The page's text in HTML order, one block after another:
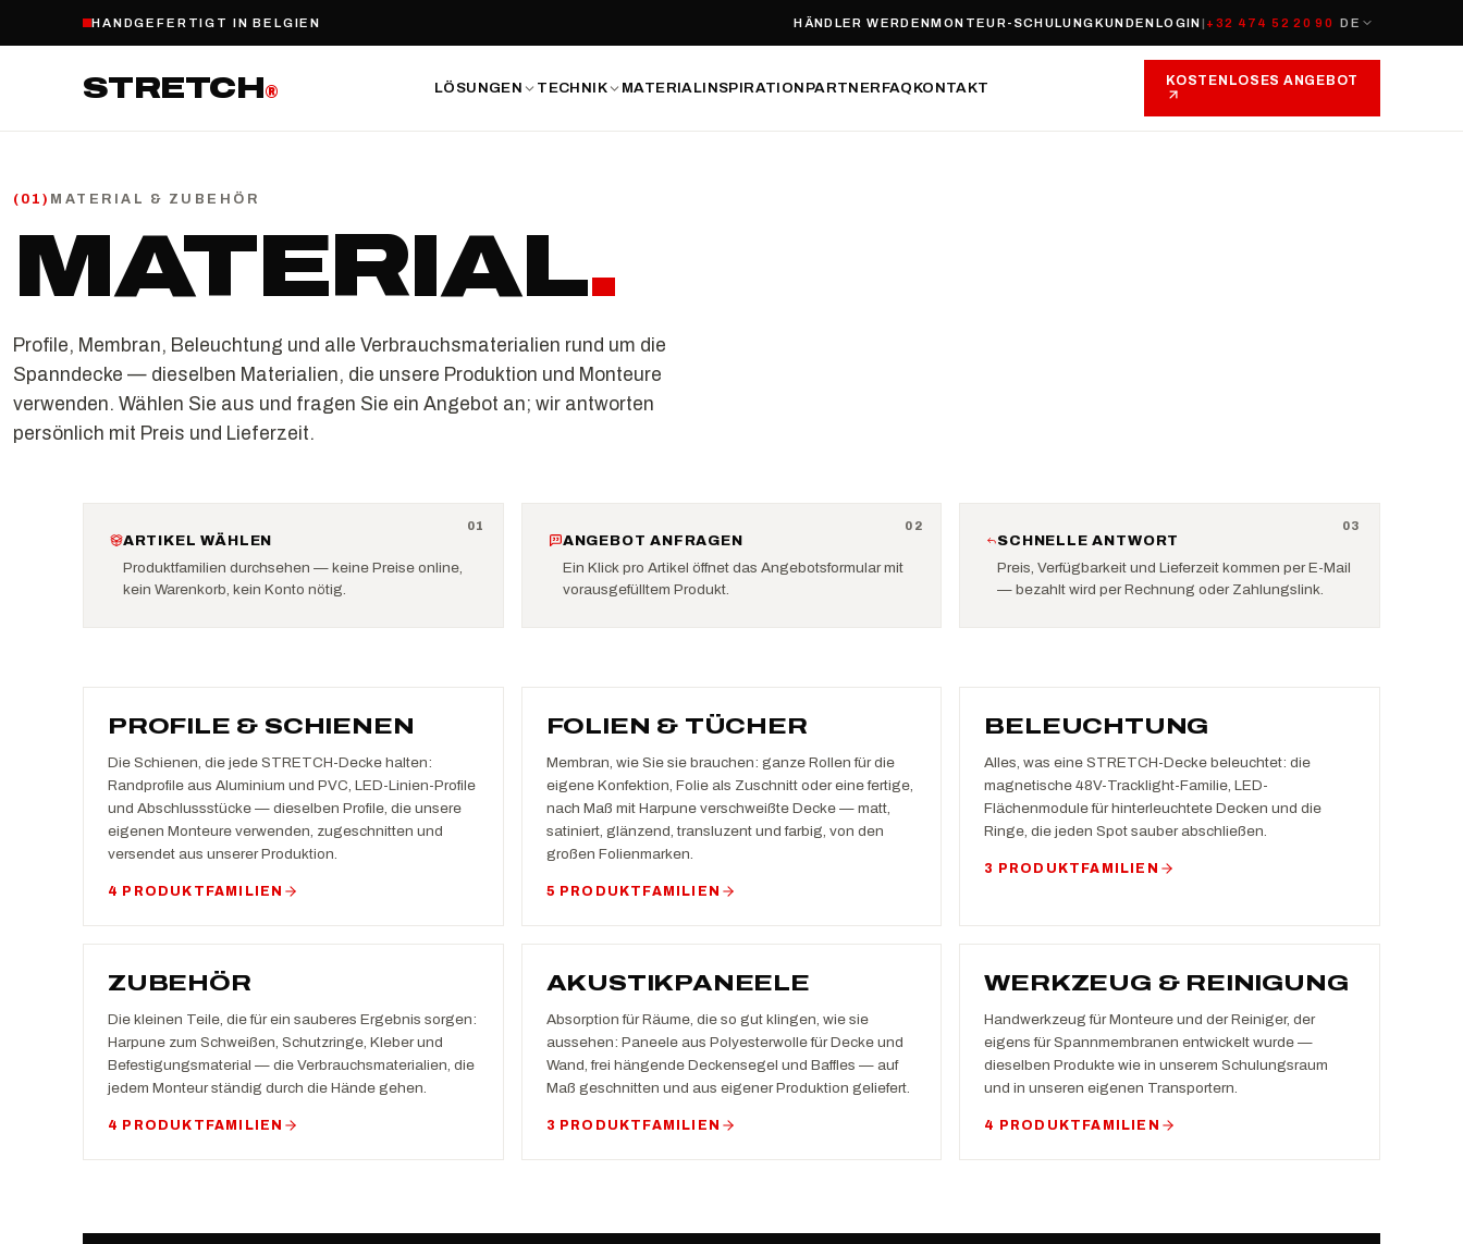
HANDGEFERTIGT IN BELGIEN HÄNDLER WERDENMONTEUR-SCHULUNGKUNDENLOGIN| +32 474 52 20 90 DE
STRETCH® LÖSUNGEN TECHNIK MATERIALINSPIRATION PARTNERFAQ KONTAKT KOSTENLOSES ANGEBOT
( 01) MATERIAL & ZUBEHÖR
MATERIAL.
Profile, Membran, Beleuchtung und alle Verbrauchsmaterialien rund um die
Spanndecke — dieselben Materialien, die unsere Produktion und Monteure
verwenden. Wählen Sie aus und fragen Sie ein Angebot an; wir antworten
persönlich mit Preis und Lieferzeit.
01
ARTIKEL WÄHLEN
Produktfamilien durchsehen — keine Preise online,
kein Warenkorb, kein Konto nötig.
0 2
ANGEBOT ANFRAGEN
Ein Klick pro Artikel öffnet das Angebotsformular mit
vorausgefülltem Produkt.
03
SCHNELLE ANTWORT
Preis, Verfügbarkeit und Lieferzeit kommen per E-Mail
— bezahlt wird per Rechnung oder Zahlungslink.
PROFILE & SCHIENEN
Die Schienen, die jede STRETCH-Decke halten:
Randprofile aus Aluminium und PVC, LED-Linien-Profile
und Abschlussstücke — dieselben Profile, die unsere
eigenen Monteure verwenden, zugeschnitten und
versendet aus unserer Produktion.
4 PRODUKTFAMILIEN
FOLIEN & TÜCHER
Membran, wie Sie sie brauchen: ganze Rollen für die
eigene Konfektion, Folie als Zuschnitt oder eine fertige,
nach Maß mit Harpune verschweißte Decke — matt,
satiniert, glänzend, transluzent und farbig, von den
großen Folienmarken.
5 PRODUKTFAMILIEN
BELEUCHTUNG
Alles, was eine STRETCH-Decke beleuchtet: die
magnetische 48V-Tracklight-Familie, LED-
Flächenmodule für hinterleuchtete Decken und die
Ringe, die jeden Spot sauber abschließen.
3 PRODUKTFAMILIEN
ZUBEHÖR
Die kleinen Teile, die für ein sauberes Ergebnis sorgen:
Harpune zum Schweißen, Schutzringe, Kleber und
Befestigungsmaterial — die Verbrauchsmaterialien, die
jedem Monteur ständig durch die Hände gehen.
4 PRODUKTFAMILIEN
AKUSTIKPANEELE
Absorption für Räume, die so gut klingen, wie sie
aussehen: Paneele aus Polyesterwolle für Decke und
Wand, frei hängende Deckensegel und Baffles — auf
Maß geschnitten und aus eigener Produktion geliefert.
3 PRODUKTFAMILIEN
WERKZEUG & REINIGUNG
Handwerkzeug für Monteure und der Reiniger, der
eigens für Spannmembranen entwickelt wurde —
dieselben Produkte wie in unserem Schulungsraum
und in unseren eigenen Transportern.
4 PRODUKTFAMILIEN